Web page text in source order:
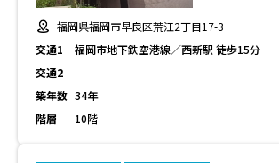
福岡県福岡市早良区荒江2丁目17-3
交通1
福岡市地下鉄空港線／西新駅 徒歩15分
交通2
築年数 34年
階層
10階